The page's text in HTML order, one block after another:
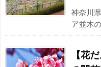
神奈川
ア並木
【花